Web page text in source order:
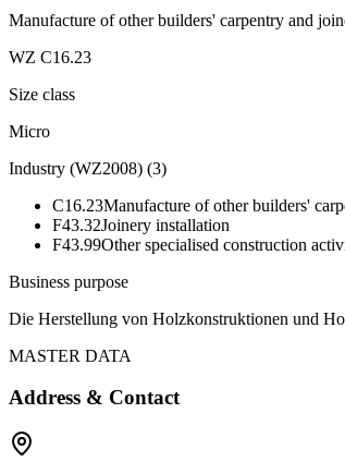
Manufacture of other builders' carpentry and
WZ C16.23
Size class
Micro
Industry (WZ2008) (3)
C16.23Manufacture of other builders'
F43.32Joinery installation
F43.99Other specialised construction
Business purpose
Die Herstellung von Holzkonstruktionen und
MASTER DATA
Address & Contact